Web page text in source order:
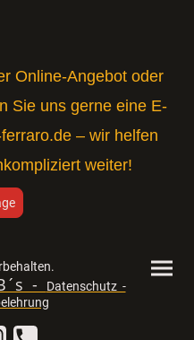
Online-Angebot oder
Sie uns gerne eine E-
– wir helfen
weiter!
vorbehalten.
-
Datenschutz -